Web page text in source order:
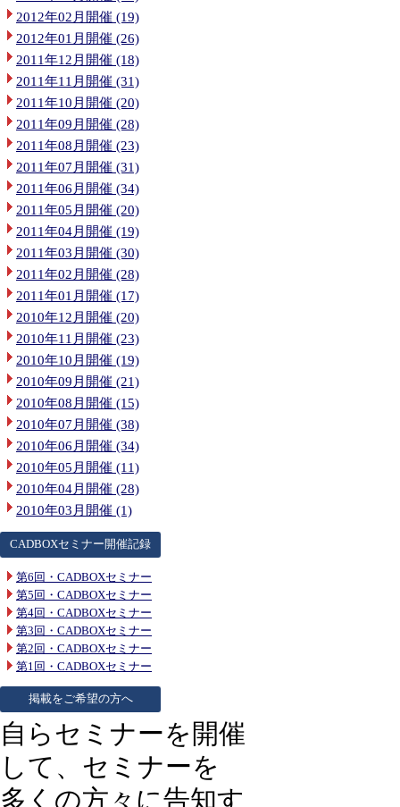
2012年02月開催 (19)
2012年01月開催 (26)
2011年12月開催 (18)
2011年11月開催 (31)
2011年10月開催 (20)
2011年09月開催 (28)
2011年08月開催 (23)
2011年07月開催 (31)
2011年06月開催 (34)
2011年05月開催 (20)
2011年04月開催 (19)
2011年03月開催 (30)
2011年02月開催 (28)
2011年01月開催 (17)
2010年12月開催 (20)
2010年11月開催 (23)
2010年10月開催 (19)
2010年09月開催 (21)
2010年08月開催 (15)
2010年07月開催 (38)
2010年06月開催 (34)
2010年05月開催 (11)
2010年04月開催 (28)
2010年03月開催 (1)
CADBOXセミナー開催記録
第6回・CADBOXセミナー
第5回・CADBOXセミナー
第4回・CADBOXセミナー
第3回・CADBOXセミナー
第2回・CADBOXセミナー
第1回・CADBOXセミナー
掲載をご希望の方へ
自らセミナーを開催
して、セミナーを
多くの方々に告知す